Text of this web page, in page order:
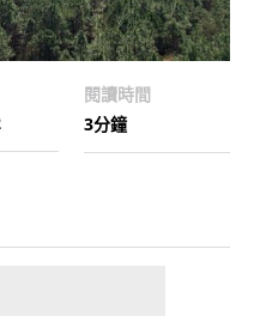
閱讀時間
3分鐘